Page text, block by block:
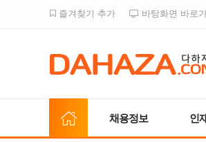
즐겨찾기 추가 바탕화면 바로
채용정보 인